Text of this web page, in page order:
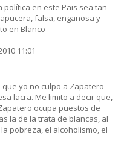
en este Pais sea tan
falsa, engañosa y
en Blanco
11:01
yo no culpo a Zapatero
lacra. Me limito a decir que,
ocupa puestos de
la de la trata de blancas, al
pobreza, el alcoholismo, el